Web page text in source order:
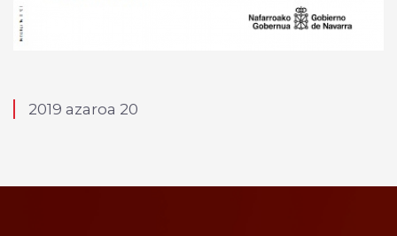
2019 azaroa 20